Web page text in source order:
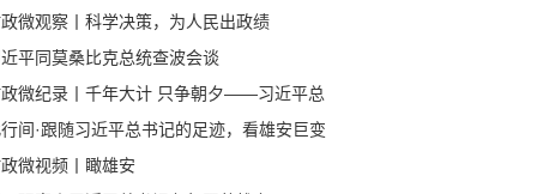
关系”的核心要义
政微观察丨科学决策，为人民出政绩
平同莫桑比克总统查波会谈
政微纪录丨千年大计 只争朝夕——习近平总
赴河北雄安新区考察纪实
间·跟随习近平总书记的足迹，看雄安巨变
政微视频丨瞰雄安